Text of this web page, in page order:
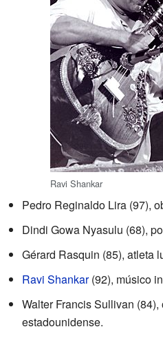
Ravi Shankar
Pedro Reginaldo Lira (97),
Dindi Gowa Nyasulu (68),
Gérard Rasquin (85), atleta
Ravi Shankar(92), músico
Walter Francis Sullivan
estadounidense.